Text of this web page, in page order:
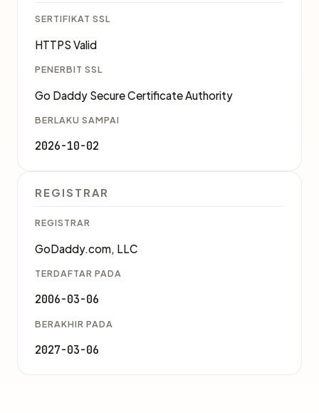
SERTIFIKAT SSL
HTTPS Valid
PENERBIT SSL
Go Daddy Secure Certificate Authority
BERLAKU SAMPAI
2026-10-02
REGISTRAR
REGISTRAR
GoDaddy.com, LLC
TERDAFTAR PADA
2006-03-06
BERAKHIR PADA
2027-03-06